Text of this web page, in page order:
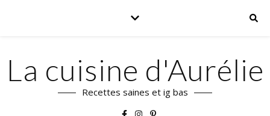
La cuisine d'Aurélie
Recettes saines et ig bas